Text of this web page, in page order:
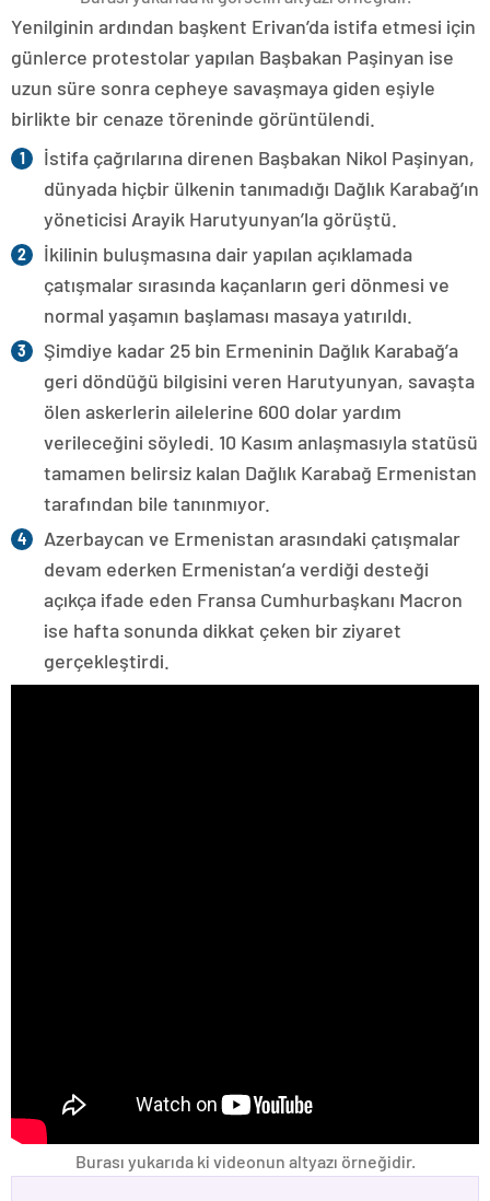
Yenilginin ardından başkent Erivan’da istifa etmesi için
günlerce protestolar yapılan Başbakan Paşinyan ise
uzun süre sonra cepheye savaşmaya giden eşiyle
birlikte bir cenaze töreninde görüntülendi.
İstifa çağrılarına direnen Başbakan Nikol Paşinyan,
dünyada hiçbir ülkenin tanımadığı Dağlık Karabağ’ın
yöneticisi Arayik Harutyunyan’la görüştü.
İkilinin buluşmasına dair yapılan açıklamada
çatışmalar sırasında kaçanların geri dönmesi ve
normal yaşamın başlaması masaya yatırıldı.
Şimdiye kadar 25 bin Ermeninin Dağlık Karabağ’a
geri döndüğü bilgisini veren Harutyunyan, savaşta
ölen askerlerin ailelerine 600 dolar yardım
verileceğini söyledi. 10 Kasım anlaşmasıyla statüsü
tamamen belirsiz kalan Dağlık Karabağ Ermenistan
tarafından bile tanınmıyor.
Azerbaycan ve Ermenistan arasındaki çatışmalar
devam ederken Ermenistan’a verdiği desteği
açıkça ifade eden Fransa Cumhurbaşkanı Macron
ise hafta sonunda dikkat çeken bir ziyaret
gerçekleştirdi.
Burası yukarıda ki videonun altyazı örneğidir.